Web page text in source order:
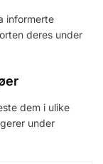
informerte
deres under
dem i ulike
under